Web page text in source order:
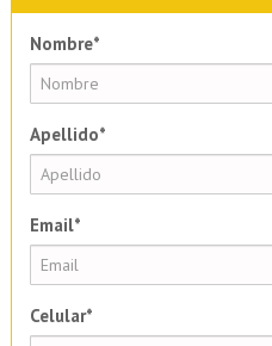
Nombre*
Apellido*
Email*
Celular*